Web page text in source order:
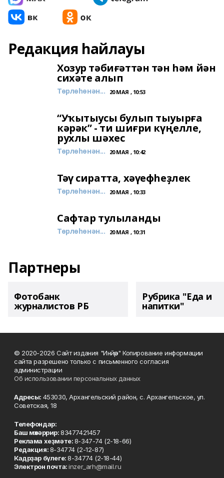
Редакция һайлауы
Хозур тәбиғәттән тән һәм йән
сихәте алып
Төрлөһөнән... 20 МАЯ , 10:53
“Уҡытыусы булып тыуырға
кәрәк” - ти шиғри күңелле,
рухлы шәхес
Төрлөһөнән... 20 МАЯ , 10:42
Тәү сиратта, хәүефһеҙлек
Төрлөһөнән... 20 МАЯ , 10:33
Сафтар тулыланды
Төрлөһөнән... 20 МАЯ , 10:31
Партнеры
Фотобанк
журналистов РБ
Рубрика "Еда и
напитки"
© 2020-2026 Сайт издания "Инйәр" Копирование информации
сайта разрешено только с письменного согласия
администрации
Об использовании персональных данных
Адресы: 453030, Архангельский район, с. Архангельское, ул.
Советская, 18
Телефондар:
Баш мөхәррир:83477421457
Реклама хеҙмәте:8-347-74 (2-18-66)
Редакция:8-34774 (2-12-87)
Кадрҙар бүлеге:8-34774 (2-18-44)
Электрон почта:inzer_arh@mail.ru